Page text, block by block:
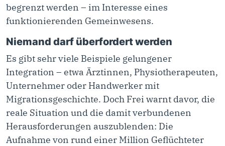
begrenzt werden – im Interesse eines
funktionierenden Gemeinwesens.
Niemand darf überfordert werden
Es gibt sehr viele Beispiele gelungener
Integration – etwa Ärztinnen, Physiotherapeuten,
Unternehmer oder Handwerker mit
Migrationsgeschichte. Doch Frei warnt davor, die
reale Situation und die damit verbundenen
Herausforderungen auszublenden: Die
Aufnahme von rund einer Million Geflüchteter